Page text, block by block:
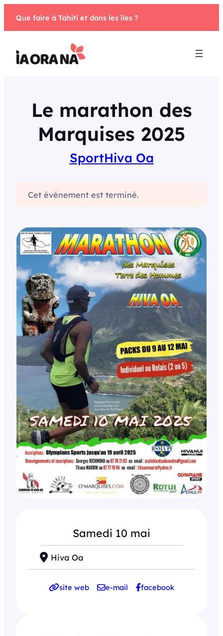
Que faire à Tahiti et dans les îles ?
Le marathon des
Marquises 2025
SportHiva Oa
Cet événement est terminé.
Samedi 10 mai
Hiva Oa
site web e-mail facebook